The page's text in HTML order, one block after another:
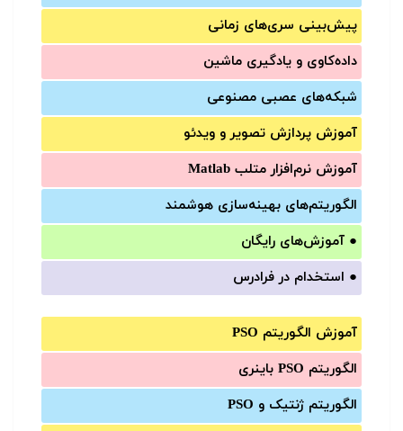
پیش‌‌بینی سری‌‌های زمانی
داده‌کاوی و یادگیری ماشین
شبکه‌های عصبی مصنوعی
آموزش‌ پردازش تصویر و ویدئو
آموزش‌ نرم‌افزار متلب Matlab
الگوریتم‌های بهینه‌سازی هوشمند
● آموزش‌های رایگان
● استخدام در فرادرس
آموزش الگوریتم PSO
الگوریتم PSO باینری
الگوریتم ژنتیک و PSO